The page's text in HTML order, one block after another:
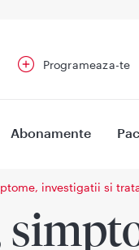
Programeaza-te
Abonamente
investigatii si